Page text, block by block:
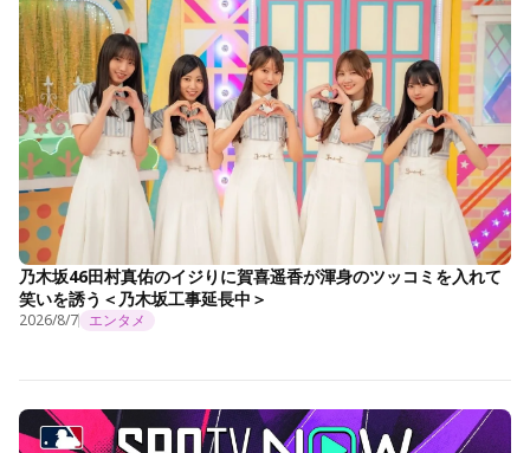
乃木坂46田村真佑のイジりに賀喜遥香が渾身のツッコミを入れて
笑いを誘う＜乃木坂工事延長中＞
2026/8/7 エンタメ